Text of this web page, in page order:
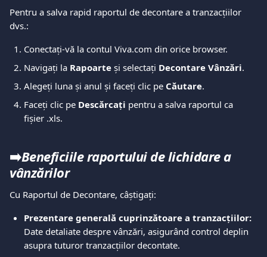
Pentru a salva rapid raportul de decontare a tranzacțiilor
dvs.:
Conectați-vă la contul Viva.com din orice browser.
Navigați la Rapoarte și selectați Decontare Vânzări.
Alegeți luna și anul și faceți clic pe Căutare.
Faceți clic pe Descărcați pentru a salva raportul ca
fișier .xls.
➡️Beneficiile raportului de lichidare a
vânzărilor
Cu Raportul de Decontare, câștigați:
Prezentare generală cuprinzătoare a tranzacțiilor:
Date detaliate despre vânzări, asigurând control deplin
asupra tuturor tranzacțiilor decontate.